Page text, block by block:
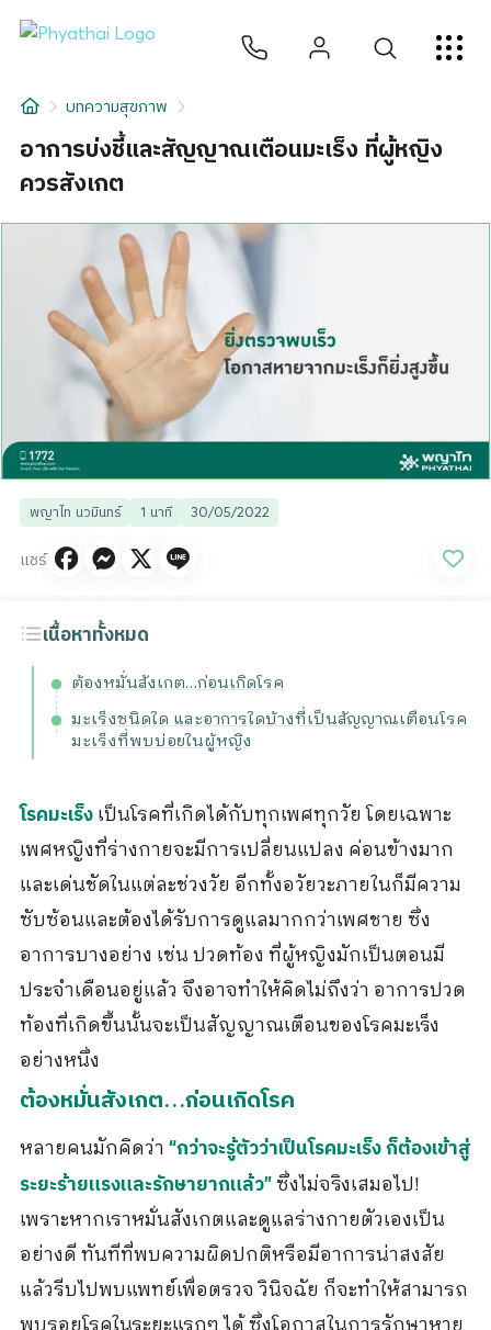
เกี่ยวกับเรา
สาขาโรงพยาบาล
บทความสุขภาพ
อาการบ่งชี้และสัญญาณเตือนมะเร็ง ที่ผู้หญิง
ควรสังเกต
พญาไท นวมินทร์ 1 นาที 30/05/2022
แชร์
เนื้อหาทั้งหมด
ต้องหมั่นสังเกต…ก่อนเกิดโรค
มะเร็งชนิดใด และอาการใดบ้างที่เป็นสัญญาณเตือนโรค
มะเร็งที่พบบ่อยในผู้หญิง
โรคมะเร็ง เป็นโรคที่เกิดได้กับทุกเพศทุกวัย โดยเฉพาะ
เพศหญิงที่ร่างกายจะมีการเปลี่ยนแปลง ค่อนข้างมาก
และเด่นชัดในแต่ละช่วงวัย อีกทั้งอวัยวะภายในก็มีความ
ซับซ้อนและต้องได้รับการดูแลมากกว่าเพศชาย ซึ่ง
อาการบางอย่าง เช่น ปวดท้อง ที่ผู้หญิงมักเป็นตอนมี
ประจำเดือนอยู่แล้ว จึงอาจทำให้คิดไม่ถึงว่า อาการปวด
ท้องที่เกิดขึ้นนั้นจะเป็นสัญญาณเตือนของโรคมะเร็ง
อย่างหนึ่ง
ต้องหมั่นสังเกต…ก่อนเกิดโรค
หลายคนมักคิดว่า “กว่าจะรู้ตัวว่าเป็นโรคมะเร็ง ก็ต้องเข้าสู่
ระยะร้ายแรงและรักษายากแล้ว”ซึ่งไม่จริงเสมอไป!
เพราะหากเราหมั่นสังเกตและดูแลร่างกายตัวเองเป็น
อย่างดี ทันทีที่พบความผิดปกติหรือมีอาการน่าสงสัย
แล้วรีบไปพบแพทย์เพื่อตรวจ วินิจฉัย ก็จะทำให้สามารถ